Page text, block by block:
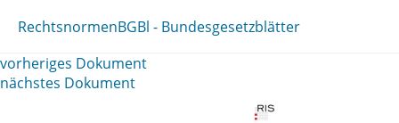
RechtsnormenBGBl - Bundesgesetzblätter
vorheriges Dokument
nächstes Dokument